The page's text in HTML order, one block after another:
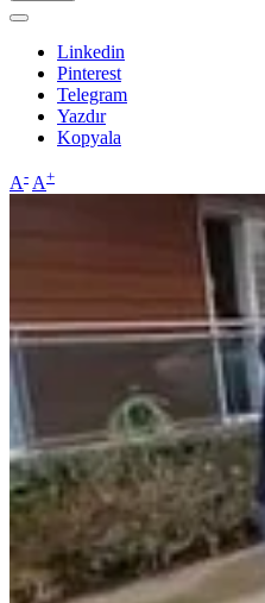
Linkedin
Pinterest
Telegram
Yazdır
Kopyala
A- A+